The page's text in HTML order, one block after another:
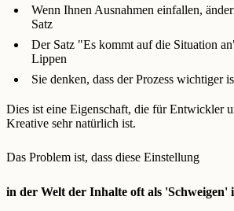
Wenn Ihnen Ausnahmen einfallen,
Satz
Der Satz "Es kommt auf die Situation
Lippen
Sie denken, dass der Prozess wichtiger
Dies ist eine Eigenschaft, die für Entwickler
Kreative sehr natürlich ist.
Das Problem ist, dass diese Einstellung
in der Welt der Inhalte oft als